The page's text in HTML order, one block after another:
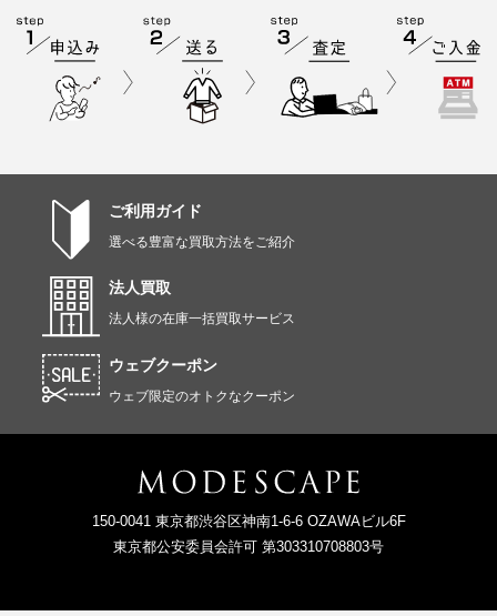
ご利用ガイド
選べる豊富な買取方法をご紹介
法人買取
法人様の在庫一括買取サービス
ウェブクーポン
ウェブ限定のオトクなクーポン
150-0041 東京都渋谷区神南1-6-6 OZAWAビル6F
東京都公安委員会許可 第303310708803号